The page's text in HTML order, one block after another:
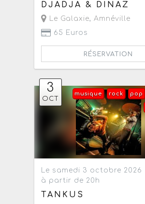
DJADJA & DINAZ
Le Galaxie, Amnéville
65 Euros
RÉSERVATION
3
OCT
pop
rock
musique
Le samedi 3 octobre 2026
à partir de 20h
TANKUS